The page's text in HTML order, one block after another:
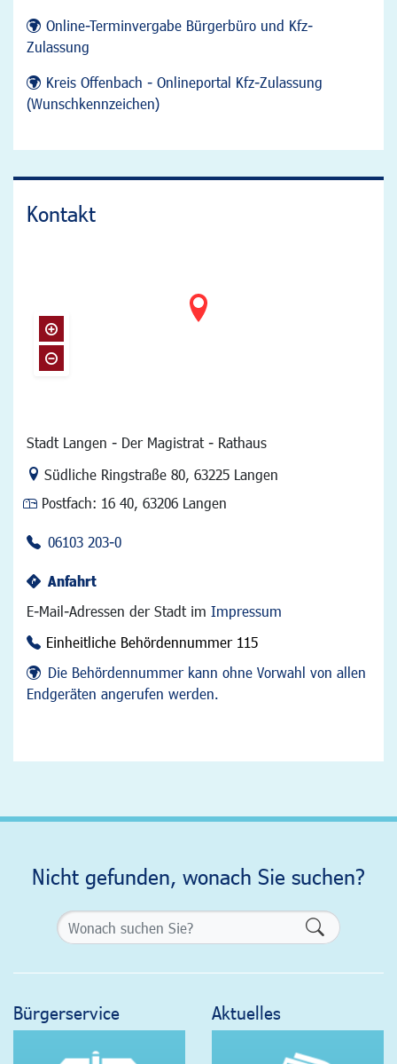
Online-Terminvergabe Bürgerbüro und Kfz-
Zulassung
Kreis Offenbach - Onlineportal Kfz-Zulassung
(Wunschkennzeichen)
Kontakt
Stadt Langen - Der Magistrat - Rathaus
Link zur Google-Maps Navigation
Südliche Ringstraße 80, 63225 Langen
Postfach: 16 40, 63206 Langen
06103 203-0
Anfahrt
E-Mail-Adressen der Stadt im Impressum
Einheitliche Behördennummer 115
Die Behördennummer kann ohne Vorwahl von allen
Endgeräten angerufen werden.
Nicht gefunden, wonach Sie suchen?
Bürgerservice Aktuelles